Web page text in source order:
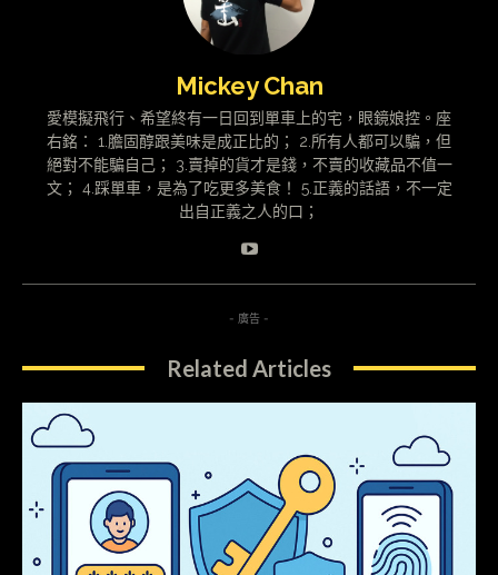
Mickey Chan
愛模擬飛行、希望終有一日回到單車上的宅，眼鏡娘控。座
右銘： 1.膽固醇跟美味是成正比的； 2.所有人都可以騙，但
絕對不能騙自己； 3.賣掉的貨才是錢，不賣的收藏品不值一
文； 4.踩單車，是為了吃更多美食！ 5.正義的話語，不一定
出自正義之人的口；
- 廣告 -
Related Articles